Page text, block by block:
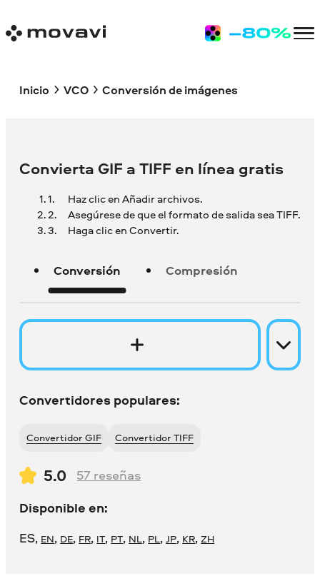
Inicio VCO Conversión de imágenes
Convierta GIF a TIFF en línea gratis
Haz clic en Añadir archivos.
Asegúrese de que el formato de salida sea TIFF.
Haga clic en Convertir.
Conversión Compresión
Convertidores populares:
Convertidor GIF Convertidor TIFF
5.0 57 reseñas
Disponible en:
ES, EN, DE, FR, IT, PT, NL, PL,JP, KR,ZH